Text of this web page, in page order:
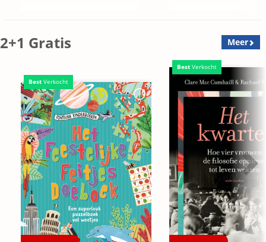
2+1 Gratis Meer
Best Verkocht
Best Verkocht